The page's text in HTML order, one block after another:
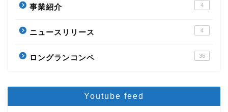
事業紹介 4
ニュースリリース 4
ロングランコンペ 36
Youtube feed